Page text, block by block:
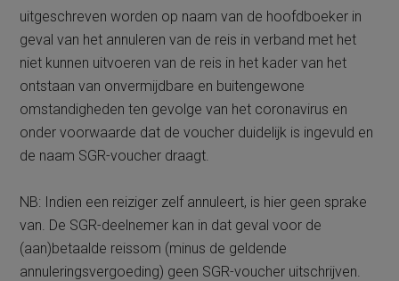
uitgeschreven worden op naam van de hoofdboeker in
geval van het annuleren van de reis in verband met het
niet kunnen uitvoeren van de reis in het kader van het
ontstaan van onvermijdbare en buitengewone
omstandigheden ten gevolge van het coronavirus en
onder voorwaarde dat de voucher duidelijk is ingevuld en
de naam SGR-voucher draagt.
NB: Indien een reiziger zelf annuleert, is hier geen sprake
van. De SGR-deelnemer kan in dat geval voor de
(aan)betaalde reissom (minus de geldende
annuleringsvergoeding) geen SGR-voucher uitschrijven.